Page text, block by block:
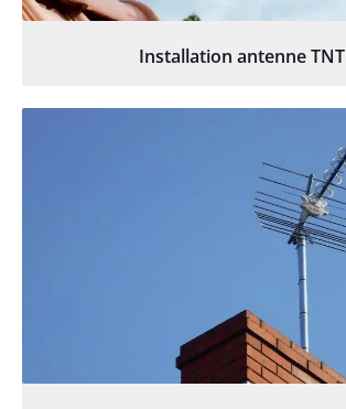
Installation antenne TNT